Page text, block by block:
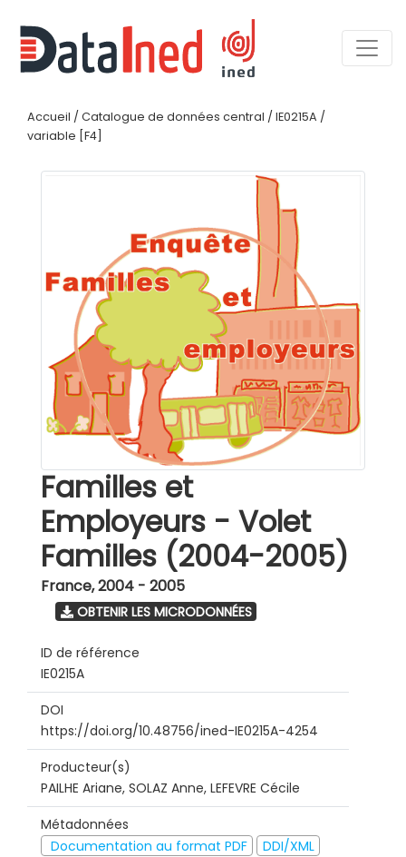
Accueil / Catalogue de données central / IE0215A /
variable [F4]
Familles et
Employeurs - Volet
Familles (2004-2005)
France,2004 - 2005
OBTENIR LES MICRODONNÉES
ID de référence
IE0215A
DOI
https://doi.org/10.48756/ined-IE0215A-4254
Producteur(s)
PAILHE Ariane, SOLAZ Anne, LEFEVRE Cécile
Métadonnées
Documentation au format PDF
DDI/XML